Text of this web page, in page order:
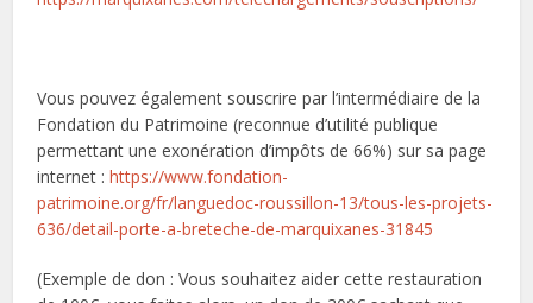
Vous pouvez également souscrire par l’intermédiaire de la
Fondation du Patrimoine (reconnue d’utilité publique
permettant une exonération d’impôts de 66%) sur sa page
internet : https://www.fondation-
patrimoine.org/fr/languedoc-roussillon-13/tous-les-projets-
636/detail-porte-a-breteche-de-marquixanes-31845
(Exemple de don : Vous souhaitez aider cette restauration